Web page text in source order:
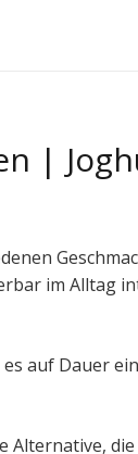
|
im Alltag
auf Dauer